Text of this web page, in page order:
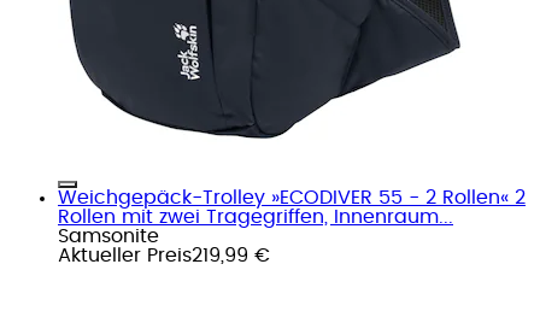
Weichgepäck-Trolley »ECODIVER 55 - 2 Rollen« 2
Rollen mit zwei Tragegriffen, Innenraum...
Samsonite
Aktueller Preis219,99 €